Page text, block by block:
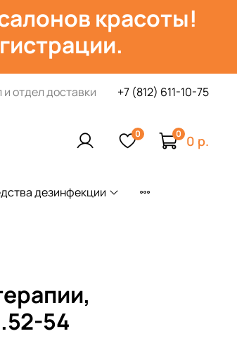
красоты!
и отдел доставки +7 (812) 611-10-75
0 0 0 р.
дезинфекции
54